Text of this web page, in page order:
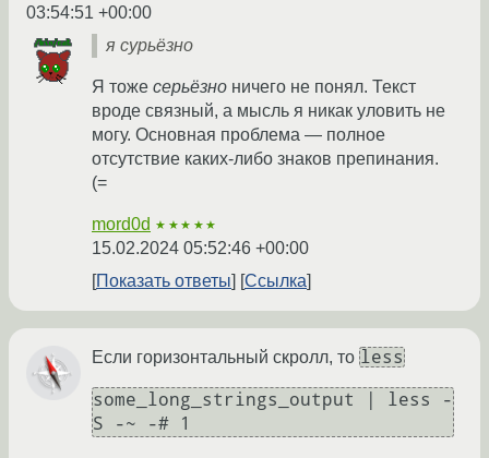
03:54:51 +00:00
я сурьёзно
Я тоже серьёзно ничего не понял. Текст
вроде связный, а мысль я никак уловить не
могу. Основная проблема — полное
отсутствие каких-либо знаков препинания.
(=
mord0d ★★★★★
15.02.2024 05:52:46 +00:00
Показать ответы
Ссылка
Если горизонтальный скролл, то less
some_long_strings_output | less -